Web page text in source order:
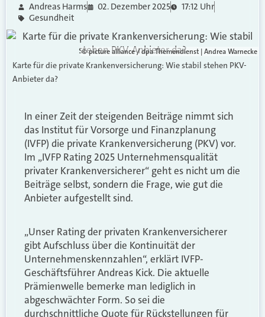
Andreas Harms 02. Dezember 2025
17:12 Uhr
Gesundheit
© picture alliance / dpa Themendienst | Andrea Warnecke
Karte für die private Krankenversicherung: Wie stabil stehen PKV-
Anbieter da?
In einer Zeit der steigenden Beiträge nimmt sich
das Institut für Vorsorge und Finanzplanung
(IVFP) die private Krankenversicherung (PKV) vor.
Im „IVFP Rating 2025 Unternehmensqualität
privater Krankenversicherer“ geht es nicht um die
Beiträge selbst, sondern die Frage, wie gut die
Anbieter aufgestellt sind.
„Unser Rating der privaten Krankenversicherer
gibt Aufschluss über die Kontinuität der
Unternehmenskennzahlen“, erklärt IVFP-
Geschäftsführer Andreas Kick. Die aktuelle
Prämienwelle bemerke man lediglich in
abgeschwächter Form. So sei die
durchschnittliche Quote für Rückstellungen für